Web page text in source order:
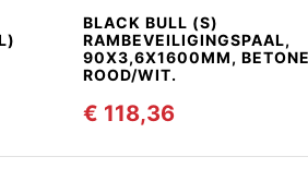
BLACK BULL (S)
RAMBEVEILIGINGSPAAL,
90X3,6X1600MM,
ROOD/WIT.
€ 118,36